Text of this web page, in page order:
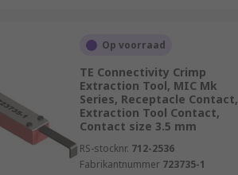
Op voorraad
TE Connectivity Crimp
Extraction Tool, MIC Mk
Series, Receptacle Contact,
Extraction Tool Contact,
Contact size 3.5 mm
RS-stocknr. 712-2536
Fabrikantnummer 723735-1